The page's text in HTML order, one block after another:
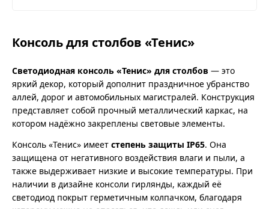
Консоль для столбов «Тенис»
Светодиодная консоль «Тенис» для столбов — это
яркий декор, который дополнит праздничное убранство
аллей, дорог и автомобильных магистралей. Конструкция
представляет собой прочный металлический каркас, на
котором надёжно закреплены световые элементы.
Консоль «Тенис» имеет степень защиты IP65. Она
защищена от негативного воздействия влаги и пыли, а
также выдерживает низкие и высокие температуры. При
наличии в дизайне консоли гирлянды, каждый её
светодиод покрыт герметичным колпачком, благодаря